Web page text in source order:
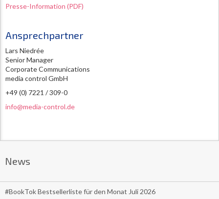
Presse-Information (PDF)
Ansprechpartner
Lars Niedrée
Senior Manager
Corporate Communications
media control GmbH
+49 (0) 7221 / 309-0
info@media-control.de
News
#BookTok Bestsellerliste für den Monat Juli 2026